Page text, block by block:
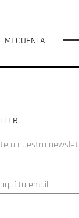
MI CUENTA
a nuestra